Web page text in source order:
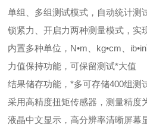
单组、多组测试模式，自动统计测
锁紧力、开启力两种测量模式，实
内置多种单位，N•m、kg•cm、
力值保持功能，可保留测试*大值
结果储存功能，*多可存储400组测
采用高精度扭矩传感器，测量精度
液晶中文显示，高分辨率清晰屏幕